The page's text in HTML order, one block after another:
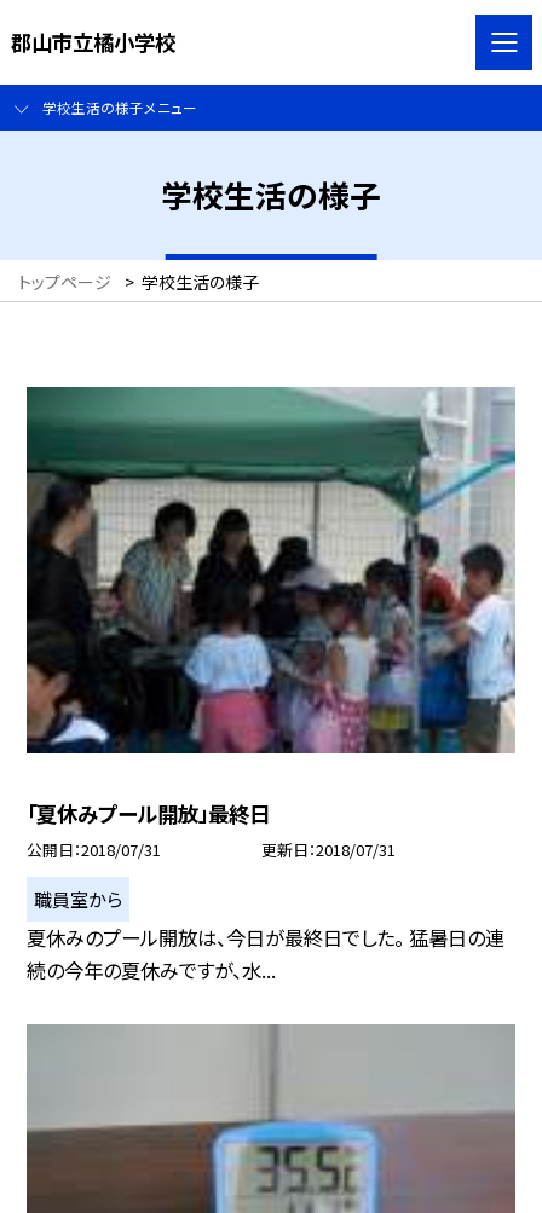
郡山市立橘小学校
学校生活の様子メニュー
学校生活の様子
トップページ > 学校生活の様子
「夏休みプール開放」最終日
公開日 2018/07/31 更新日 2018/07/31
職員室から
夏休みのプール開放は、今日が最終日でした。 猛暑日の連
続の今年の夏休みですが、水...